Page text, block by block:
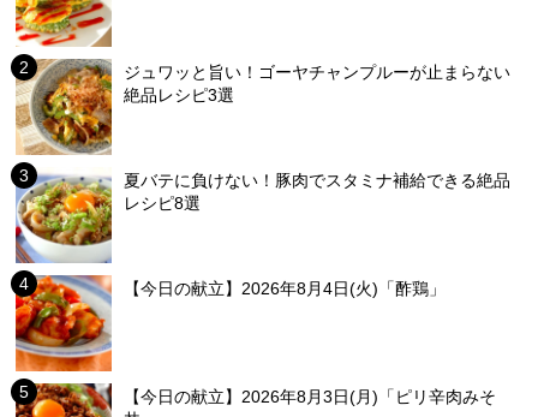
ジュワッと旨い！ゴーヤチャンプルーが止まらない
絶品レシピ3選
夏バテに負けない！豚肉でスタミナ補給できる絶品
レシピ8選
【今日の献立】2026年8月4日(火)「酢鶏」
【今日の献立】2026年8月3日(月)「ピリ辛肉みそ